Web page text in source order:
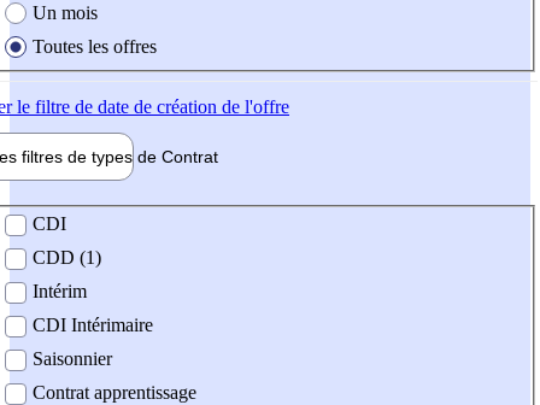
Un mois
Toutes les offres
le filtre de date de création de l'offre
filtres de types de Contrat
contrat
CDI
CDD (1)
Intérim
CDI Intérimaire
Saisonnier
Contrat apprentissage